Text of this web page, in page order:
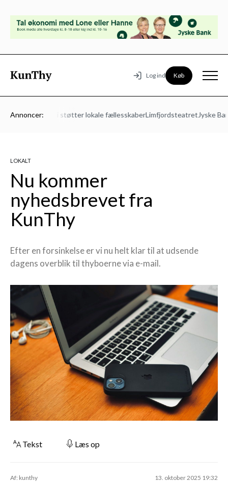
Log ind Køb
Annoncer:
Mors Energi – Vi støtter lokale fællesskaberLimfjordsteatretJyske
LOKALT
Nu kommer
nyhedsbrevet fra
KunThy
Efter en forsinkelse er vi nu helt klar til at udsende
dagens overblik til thyboerne via e-mail.
Tekst Læs op
Af: kunthy 13. oktober 2025 19:32